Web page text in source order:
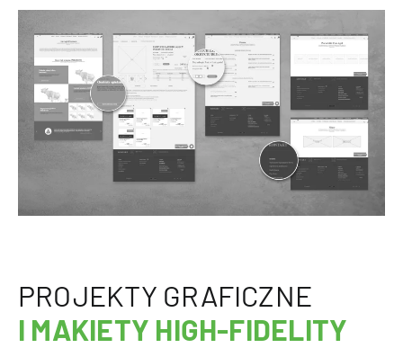
PROJEKTY GRAFICZNE
I MAKIETY HIGH-FIDELITY